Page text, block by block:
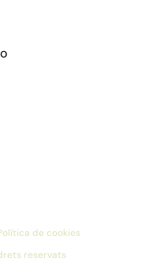
reservats
de cookies